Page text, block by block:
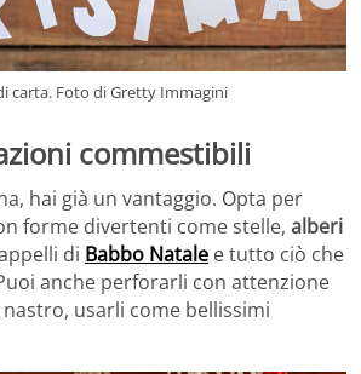
carta. Foto di Gretty Immagini
commestibili
hai già un vantaggio. Opta per
forme divertenti come stelle, alberi
di Babbo Natale e tutto ciò che
anche perforarli con attenzione
nastro, usarli come bellissimi